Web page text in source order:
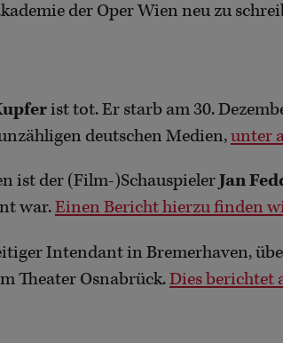
der Oper Wien neu zu
ist tot. Er starb am 30.
deutschen Medien,unter
ist der (Film-)SchauspielerJan
war.Einen Bericht hierzu finden
Intendant in Bremerhaven,
Theater Osnabrück.Dies berichtet